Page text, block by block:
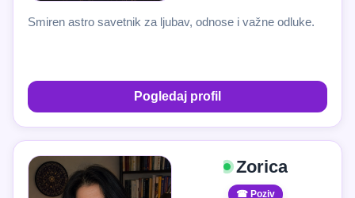
Smiren astro savetnik za ljubav, odnose i važne odluke.
Pogledaj profil
Zorica
☎ Poziv